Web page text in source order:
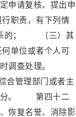
申请复核、提出申
职责，有下列情
系的； （三）其
单位或者个人可
及时调查处理。
管理部门或者主
处分。 第四十二
恢复名誉、消除影